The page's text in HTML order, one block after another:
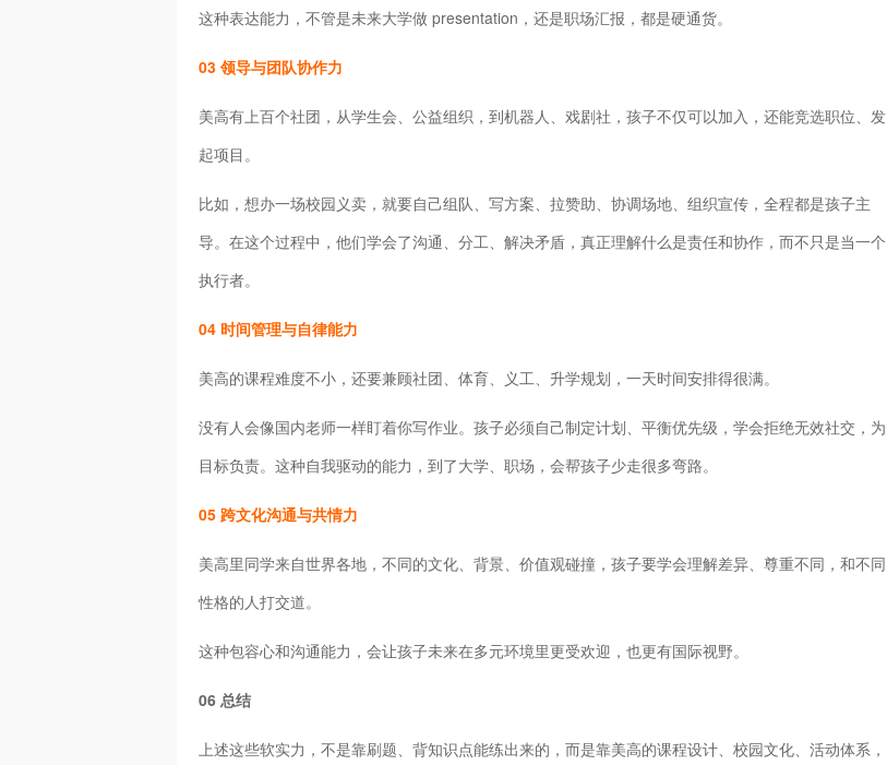
这种表达能力，不管是未来大学做 presentation，还是职场汇报，都是硬通货。
03 领导与团队协作力
美高有上百个社团，从学生会、公益组织，到机器人、戏剧社，孩子不仅可以加入，还能竞选职位、发
起项目。
比如，想办一场校园义卖，就要自己组队、写方案、拉赞助、协调场地、组织宣传，全程都是孩子主
导。在这个过程中，他们学会了沟通、分工、解决矛盾，真正理解什么是责任和协作，而不只是当一个
执行者。
04 时间管理与自律能力
美高的课程难度不小，还要兼顾社团、体育、义工、升学规划，一天时间安排得很满。
没有人会像国内老师一样盯着你写作业。孩子必须自己制定计划、平衡优先级，学会拒绝无效社交，为
目标负责。这种自我驱动的能力，到了大学、职场，会帮孩子少走很多弯路。
05 跨文化沟通与共情力
美高里同学来自世界各地，不同的文化、背景、价值观碰撞，孩子要学会理解差异、尊重不同，和不同
性格的人打交道。
这种包容心和沟通能力，会让孩子未来在多元环境里更受欢迎，也更有国际视野。
06 总结
上述这些软实力，不是靠刷题、背知识点能练出来的，而是靠美高的课程设计、校园文化、活动体系，